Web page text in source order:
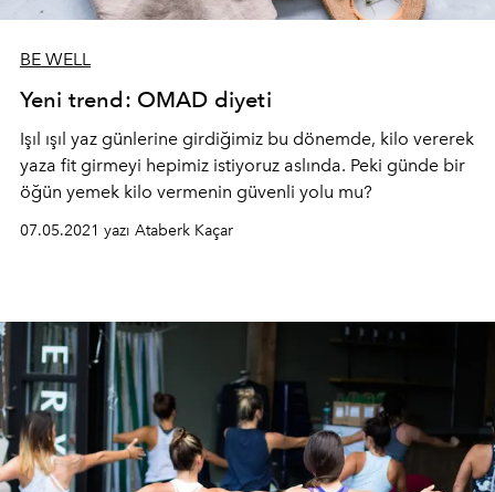
BE WELL
Yeni trend: OMAD diyeti
Işıl ışıl yaz günlerine girdiğimiz bu dönemde, kilo vererek
yaza fit girmeyi hepimiz istiyoruz aslında. Peki günde bir
öğün yemek kilo vermenin güvenli yolu mu?
07.05.2021 yazı Ataberk Kaçar